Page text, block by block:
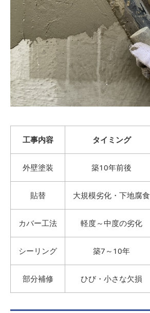
工事内容 タイミング
外壁塗装 築10年前後
貼替 大規模劣化・下地腐食
カバー工法 軽度～中度の劣化
シーリング 築7～10年
部分補修 ひび・小さな欠損